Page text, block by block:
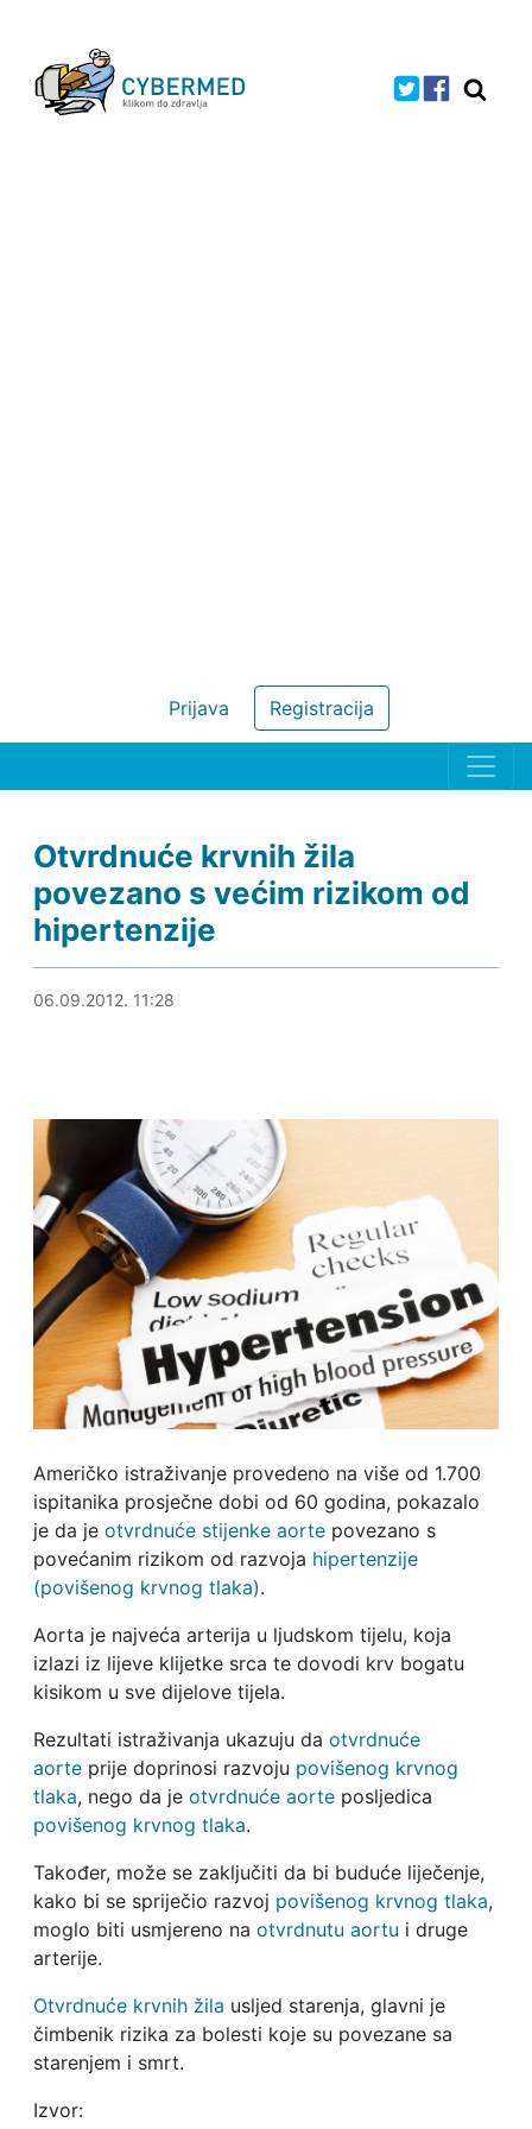
Registracija
Prijava
Otvrdnuće krvnih žila
povezano s većim rizikom od
hipertenzije
06.09.2012. 12:01
06.09.2012. 11:28
Američko istraživanje provedeno na više od 1.700
ispitanika prosječne dobi od 60 godina, pokazalo
je da je otvrdnuće stijenke aortepovezano s
povećanim rizikom od razvoja hipertenzije
(povišenog krvnog tlaka).
Aorta je najveća arterija u ljudskom tijelu, koja
izlazi iz lijeve klijetke srca te dovodi krv bogatu
kisikom u sve dijelove tijela.
Rezultati istraživanja ukazuju da otvrdnuće
aorteprije doprinosi razvoju povišenog krvnog
tlaka, nego da je otvrdnuće aorteposljedica
povišenog krvnog tlaka.
Također, može se zaključiti da bi buduće liječenje,
kako bi se spriječio razvoj povišenog krvnog tlaka,
moglo biti usmjereno na otvrdnutu aortu i druge
arterije.
Otvrdnuće krvnih žila usljed starenja, glavni je
čimbenik rizika za bolesti koje su povezane sa
starenjem i smrt.
Izvor: